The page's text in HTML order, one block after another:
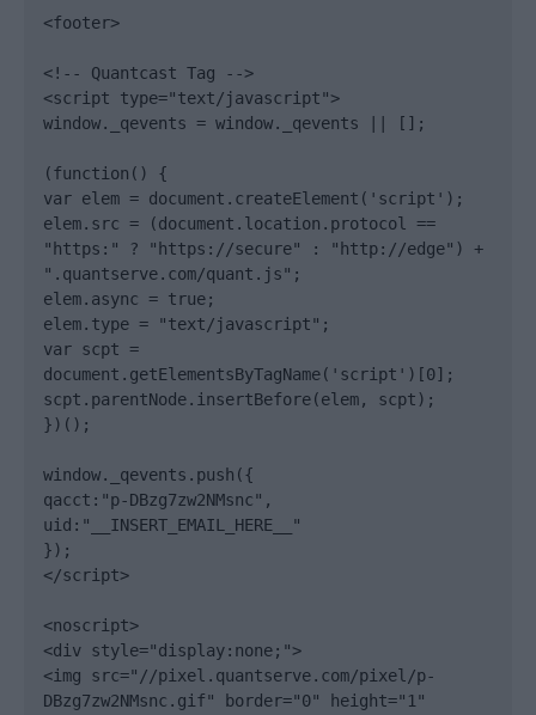
<footer>
<!-- Quantcast Tag -->
<script type="text/javascript">
window._qevents = window._qevents || [];
(function() {
var elem = document.createElement('script');
elem.src = (document.location.protocol ==
"https:" ? "https://secure" : "http://edge") +
".quantserve.com/quant.js";
elem.async = true;
elem.type = "text/javascript";
var scpt =
document.getElementsByTagName('script')[0];
scpt.parentNode.insertBefore(elem, scpt);
})();
window._qevents.push({
qacct:"p-DBzg7zw2NMsnc",
uid:"__INSERT_EMAIL_HERE__"
});
</script>
<noscript>
<div style="display:none;">
<img src="//pixel.quantserve.com/pixel/p-
DBzg7zw2NMsnc.gif" border="0" height="1"